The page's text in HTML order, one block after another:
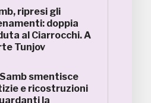
ripresi gli
doppia
al Ciarrocchi. A
Tunjov
smentisce
e ricostruzioni
la